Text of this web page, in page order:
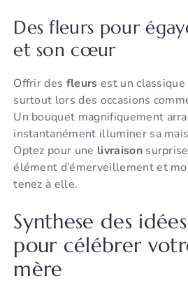
Des fleurs pour
et son cœur
Offrir des fleurs est un
surtout lors des occasions
Un bouquet magnifiquement
instantanément illuminer sa
Optez pour une livraison
élément d’émerveillement et
tenez à elle.
Synthese des
pour célébrer
mère